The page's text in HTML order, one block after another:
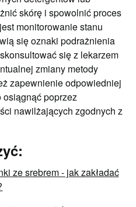
skórę i spowolnić proces
monitorowanie stanu
się oznaki podrażnienia
się z lekarzem
zmiany metody
zapewnienie odpowiedniej
osiągnąć poprzez
nawilżających zgodnych z
ze srebrem - jak zakładać